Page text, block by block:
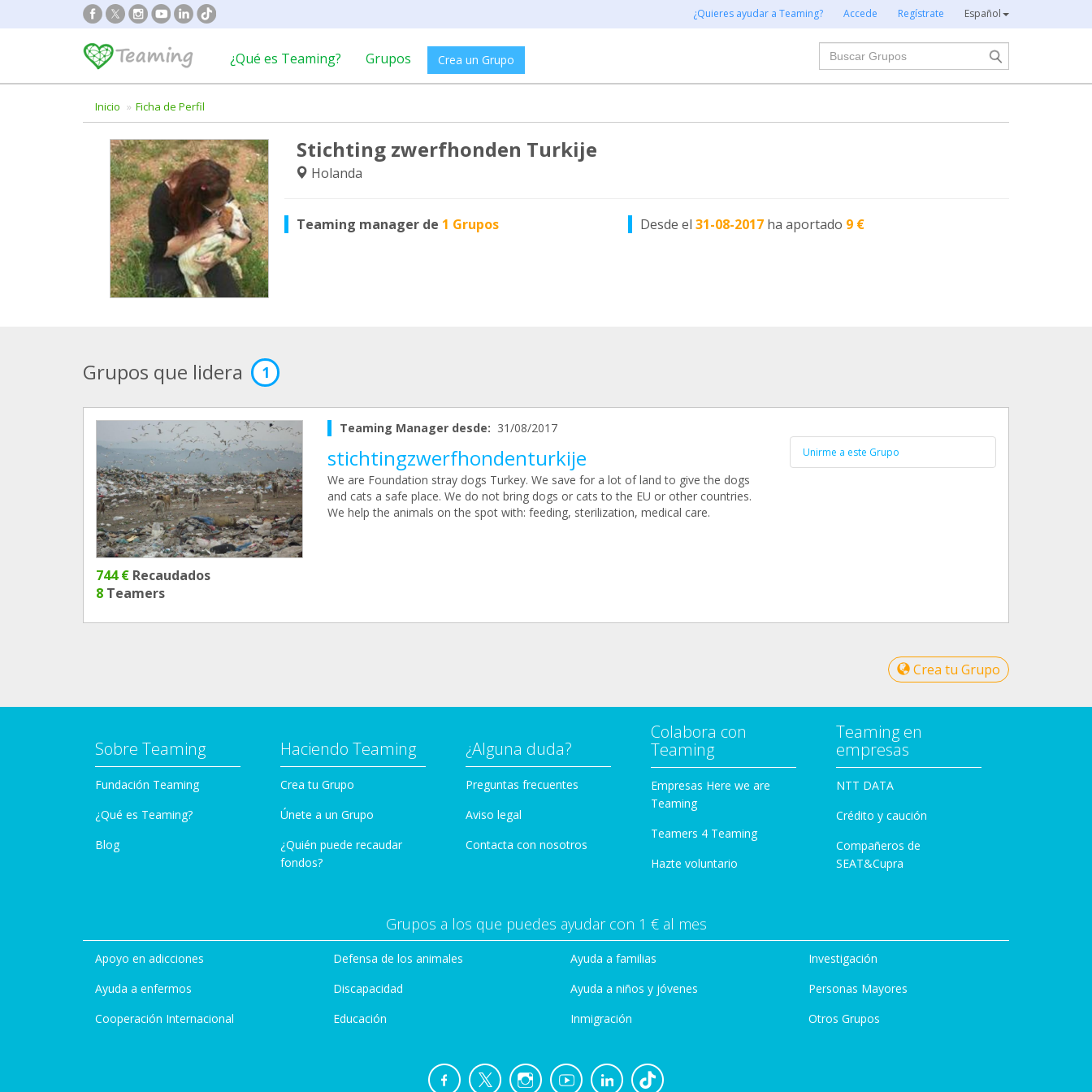
¿Quieres ayudar a Teaming? Accede Regístrate Español
¿Qué es Teaming? Grupos Crea un Grupo
Buscar
Inicio Ficha de Perfil
Stichting zwerfhonden Turkije
Holanda
Teaming manager de 1 Grupos Desde el31-08-2017 ha aportado 9 €
Grupos que lidera 1
744 € Recaudados
8 Teamers
Teaming Manager desde: 31/08/2017
stichtingzwerfhondenturkije
We are Foundation stray dogs Turkey. We save for a lot of land to give the dogs
and cats a safe place. We do not bring dogs or cats to the EU or other countries.
We help the animals on the spot with: feeding, sterilization, medical care.
Unirme a este Grupo
Crea tu Grupo
Sobre Teaming
Fundación Teaming
¿Qué es Teaming?
Blog
Haciendo Teaming
Crea tu Grupo
Únete a un Grupo
¿Quién puede recaudar
fondos?
¿Alguna duda?
Preguntas frecuentes
Aviso legal
Contacta con nosotros
Colabora con
Teaming
Empresas Here we are
Teaming
Teamers 4 Teaming
Hazte voluntario
Teaming en
empresas
NTT DATA
Crédito y caución
Compañeros de
SEAT&Cupra
Grupos a los que puedes ayudar con 1 € al mes
Apoyo en adicciones
Ayuda a enfermos
Cooperación Internacional
Defensa de los animales
Discapacidad
Educación
Ayuda a familias
Ayuda a niños y jóvenes
Inmigración
Investigación
Personas Mayores
Otros Grupos